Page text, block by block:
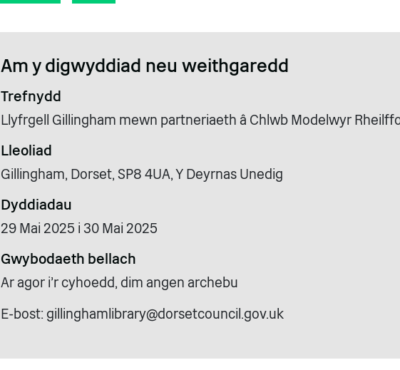
Am y digwyddiad neu weithgaredd
Trefnydd
Llyfrgell Gillingham mewn partneriaeth â Chlwb Modelwyr
Lleoliad
Gillingham, Dorset, SP8 4UA, Y Deyrnas Unedig
Dyddiadau
29 Mai 2025 i 30 Mai 2025
Gwybodaeth bellach
Ar agor i'r cyhoedd, dim angen archebu
E-bost: gillinghamlibrary@dorsetcouncil.gov.uk